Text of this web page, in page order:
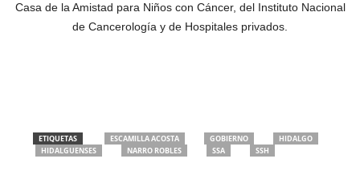
Casa de la Amistad para Niños con Cáncer, del Instituto Nacional
de Cancerología y de Hospitales privados.
ETIQUETAS ESCAMILLA ACOSTA GOBIERNO
HIDALGO
HIDALGUENSES
NARRO ROBLES SSA SSH